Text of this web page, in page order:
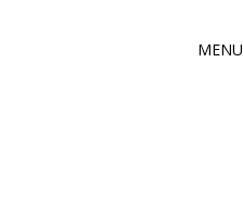
MENU